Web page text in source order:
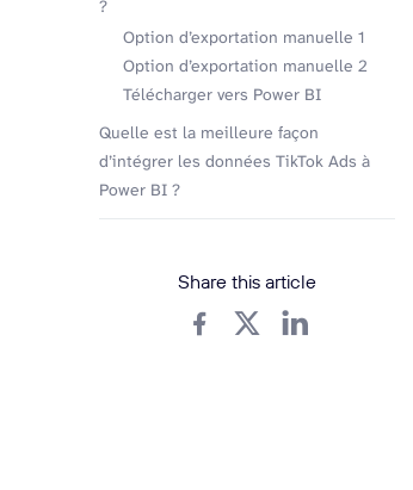
?
Option d’exportation manuelle 1
Option d’exportation manuelle 2
Télécharger vers Power BI
Quelle est la meilleure façon
d’intégrer les données TikTok Ads à
Power BI ?
Share this article